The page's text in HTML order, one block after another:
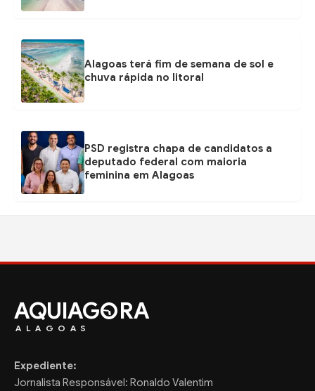
Alagoas terá fim de semana de sol e
chuva rápida no litoral
PSD registra chapa de candidatos a
deputado federal com maioria
feminina em Alagoas
AQUIAG RA
ALAGOAS
Expediente:
Jornalista Responsável: Ronaldo Valentim